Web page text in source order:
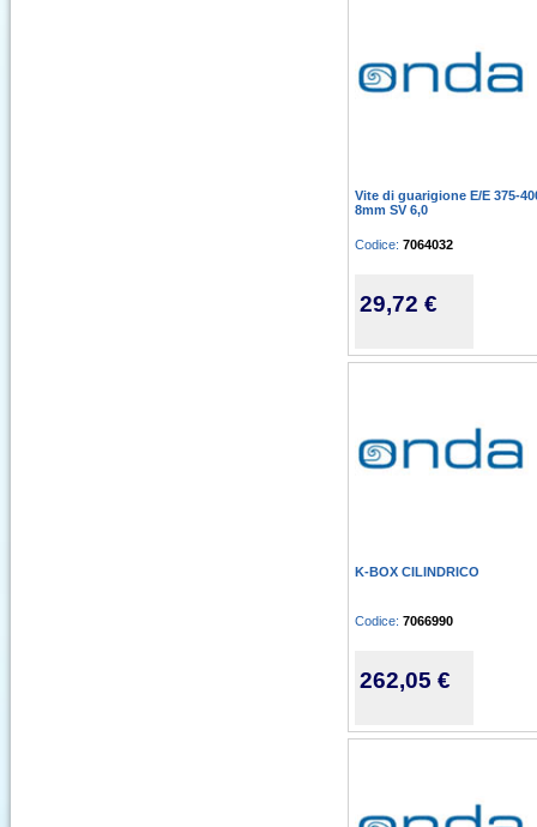
Vite di guarigione E/E 375-
8mm SV 6,0
Codice: 7064032
29,72 €
K-BOX CILINDRICO
Codice: 7066990
262,05 €